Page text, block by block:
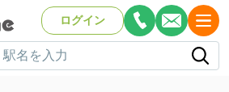
ログイン